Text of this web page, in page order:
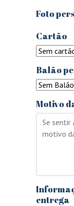
Foto
Cartão
Balão
Motivo
entrega